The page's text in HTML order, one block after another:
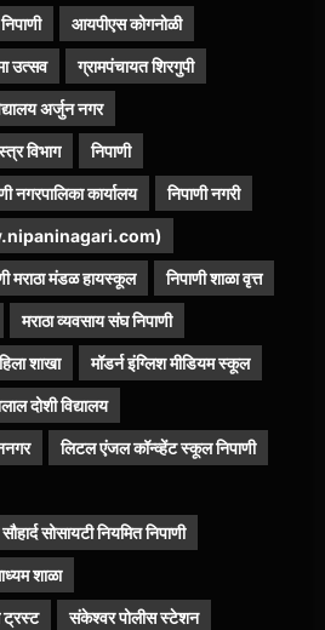
आयपीएस कोगनोळी
उत्सव ग्रामपंचायत शिरगुपी
अर्जुन नगर
विभाग निपाणी
नगरपालिका कार्यालय निपाणी नगरी
मराठा मंडळ हायस्कूल निपाणी शाळा वृत्त
मराठा व्यवसाय संघ निपाणी
शाखा मॉडर्न इंग्लिश मीडियम स्कूल
दोशी विद्यालय
लिटल एंजल कॉन्व्हेंट स्कूल निपाणी
सोसायटी नियमित निपाणी
शाळा
ट्रस्ट संकेश्वर पोलीस स्टेशन